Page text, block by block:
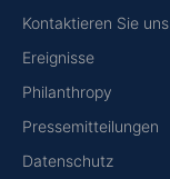
Kontaktieren Sie uns
Ereignisse
Philanthropy
Pressemitteilungen
Datenschutz